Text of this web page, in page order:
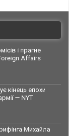
і прагне
Affairs
кінець епохи
— NYT
Михайла